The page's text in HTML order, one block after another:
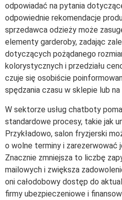
odpowiadać na pytania
odpowiednie rekomendacje
sprzedawca odzieży może
elementy garderoby, zadając
dotyczących pożądanego
kolorystycznych i przedziału
czuje się osobiście
spędzania czasu w sklepie lub na
W sektorze usług chatboty
standardowe procesy, takie jak
Przykładowo, salon fryzjerski
o wolne terminy i zarezerwować
Znacznie zmniejsza to liczbę
mailowych i zwiększa
oni całodobowy dostęp do
firmy ubezpieczeniowe i